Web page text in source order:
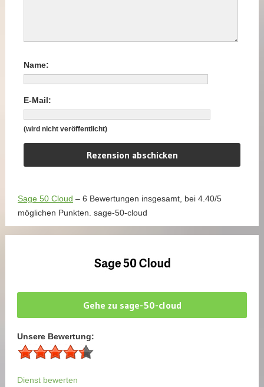
Name:
E-Mail:
(wird nicht veröffentlicht)
Sage 50 Cloud – 6 Bewertungen insgesamt, bei 4.40/5
möglichen Punkten. sage-50-cloud
Gehe zu sage-50-cloud
Unsere Bewertung:
Dienst bewerten